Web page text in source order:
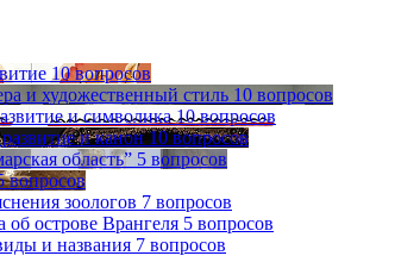
10 вопросов
и художественный стиль 10 вопросов
и символика 10 вопросов
и канон 10 вопросов
область” 5 вопросов
вопросов
зоологов 7 вопросов
острове Врангеля 5 вопросов
и названия 7 вопросов